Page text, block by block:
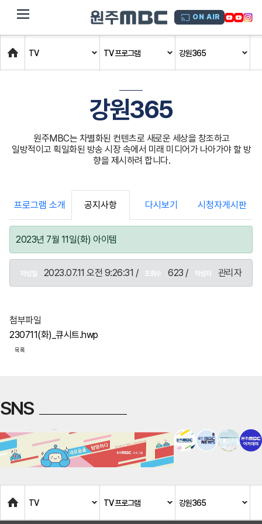
dehaze ON AIR
Home
TV TV 프로그램 강원365
강원365
원주MBC는 차별화된 컨텐츠로 새로운 세상을 창조하고
일방적이고 획일화된 방송 시장 속에서 미래 미디어가 나아가야 할 방
향을 제시하려 합니다.
프로그램 소개 공지사항 다시보기 시청자게시판
2023년 7월 11일(화) 아이템
작성일 2023.07.11 오전 9:26:31 / 조회수 623 / 작성자 관리자
첨부파일
230711(화)_큐시트.hwp
목록
SNS
Home
TV TV 프로그램 강원365